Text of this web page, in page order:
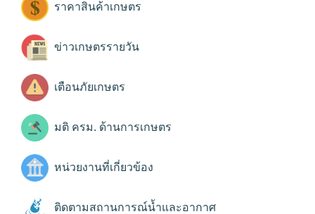
ราคาสินค้าเกษตร
ข่าวเกษตรรายวัน
เตือนภัยเกษตร
มติ ครม. ด้านการเกษตร
หน่วยงานที่เกี่ยวข้อง
ติดตามสถานการณ์น้ำและอากาศ